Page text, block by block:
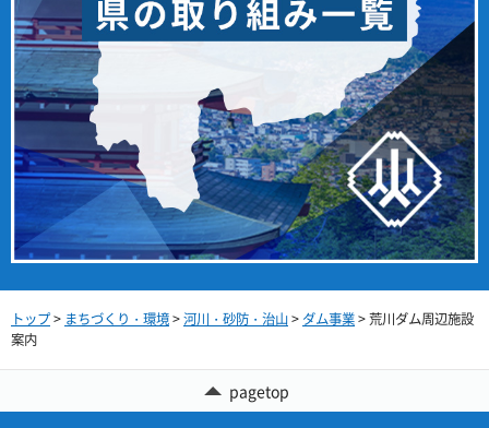
トップ> まちづくり・環境>河川・砂防・治山> ダム事業> 荒川ダム周辺施設
案内
pagetop